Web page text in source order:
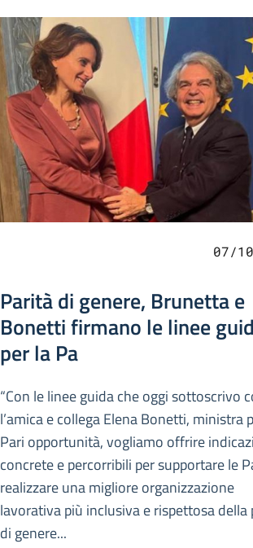
07/
Parità di genere, Brunetta e
Bonetti firmano le linee
per la Pa
“Con le linee guida che oggi sottoscrivo
l’amica e collega Elena Bonetti, ministra
Pari opportunità, vogliamo offrire
concrete e percorribili per supportare le
realizzare una migliore organizzazione
lavorativa più inclusiva e rispettosa della
di genere...